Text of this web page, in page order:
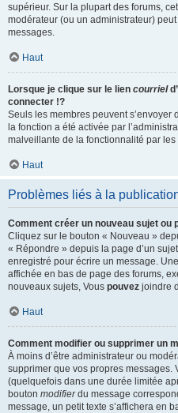
supérieur. Sur la plupart des forums,
modérateur (ou un administrateur)
messages.
Haut
Lorsque je clique sur le lien courriel
connecter !?
Seuls les membres peuvent
la fonction a été activée par
malveillante de la fonctionnalité par les
Haut
Problèmes liés à la
Comment créer un nouveau sujet ou
Cliquez sur le bouton « Nouveau »
« Répondre » depuis la page d’un
enregistré pour écrire un message.
affichée en bas de page des forums,
nouveaux sujets, Vous pouvez joindre
Haut
Comment modifier ou supprimer un
À moins d’être administrateur ou
supprimer que vos propres messages.
(quelquefois dans une durée limitée
bouton modifierdu message
message, un petit texte s’affichera en